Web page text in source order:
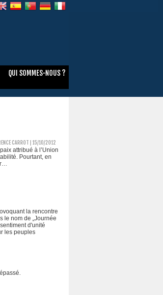
QUI SOMMES-NOUS ?
CARROT | 15/10/2012
attribué à l’Union
Pourtant, en
la rencontre
le nom de „Journée
d'unité
les peuples